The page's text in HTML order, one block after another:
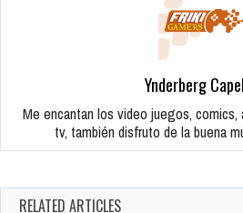
Ynderberg
Me encantan los video juegos, comics,
tv, también disfruto de la buena
RELATED ARTICLES